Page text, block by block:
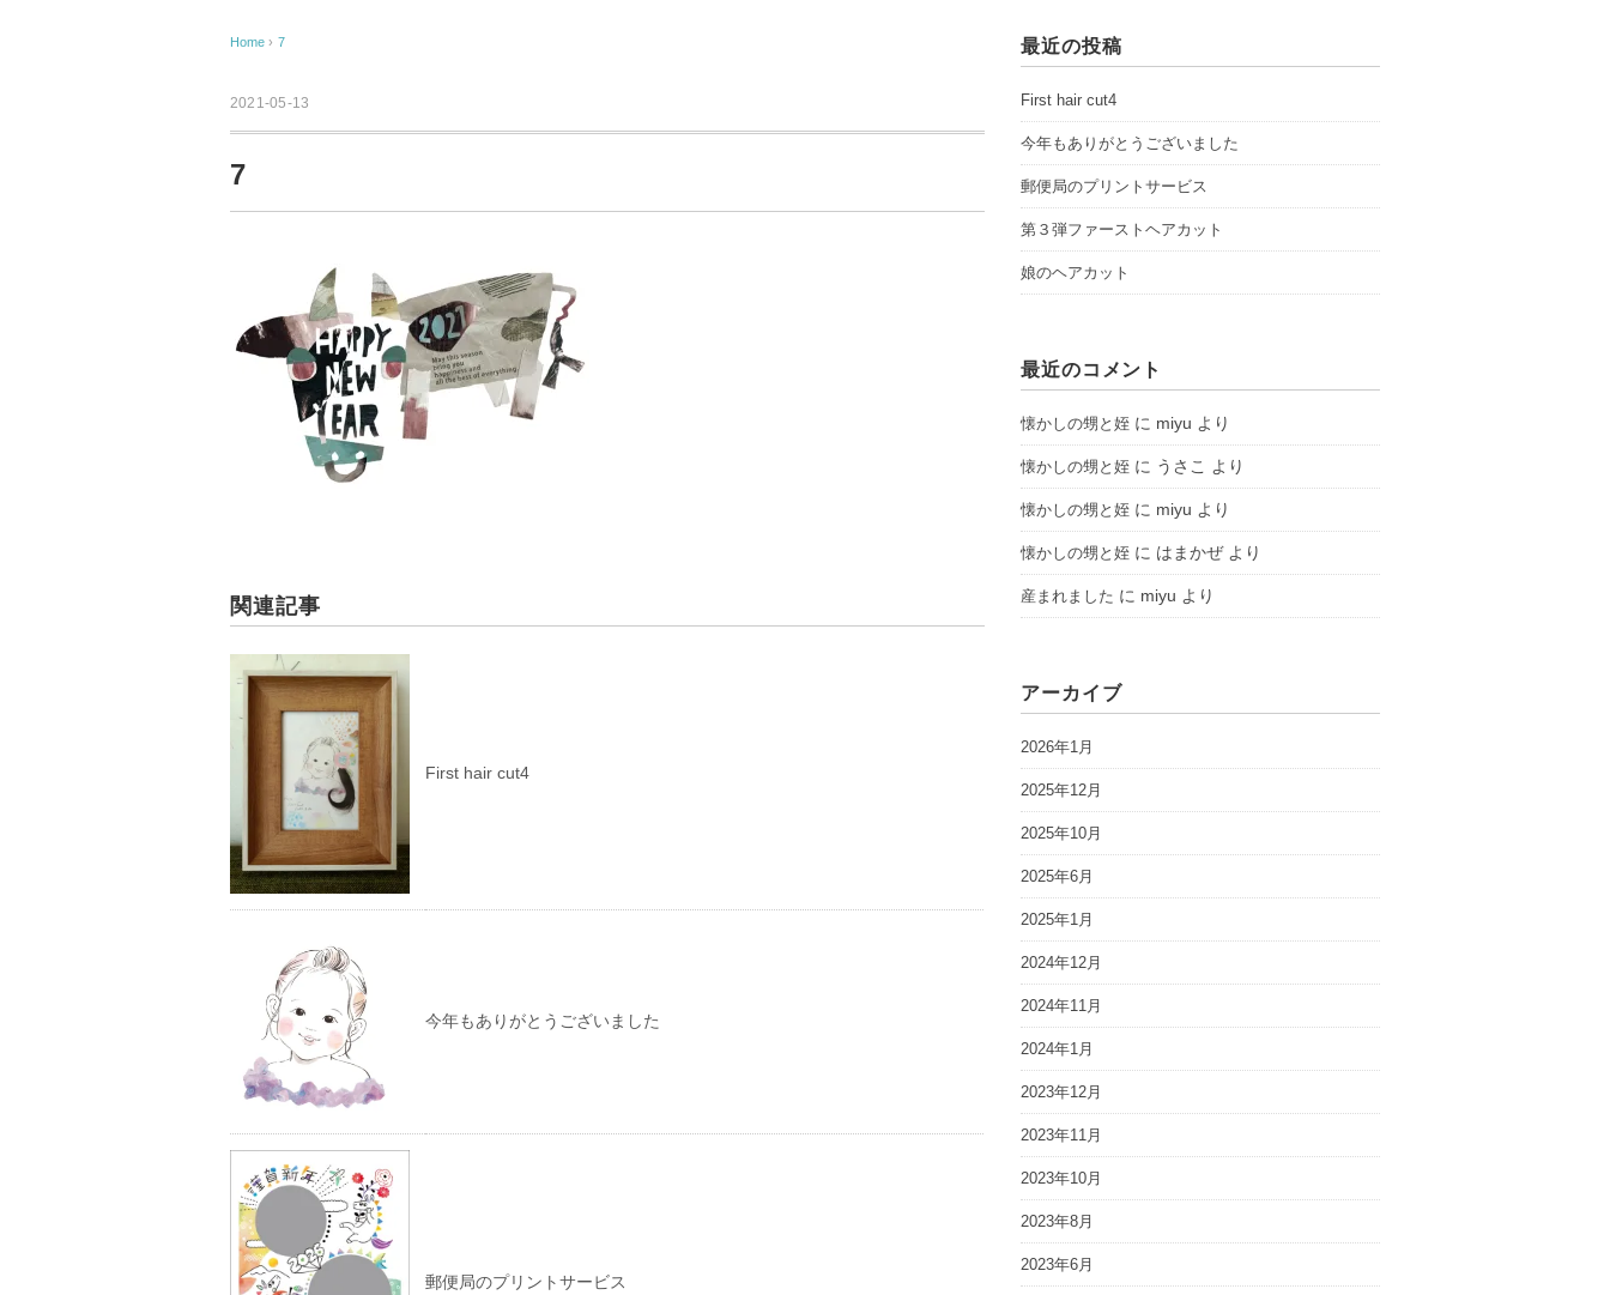
Home › 7
2021-05-13
7
関連記事
First hair cut4
今年もありがとうございました
郵便局のプリントサービス
最近の投稿
First hair cut4
今年もありがとうございました
郵便局のプリントサービス
第３弾ファーストヘアカット
娘のヘアカット
最近のコメント
懐かしの甥と姪 に miyu より
懐かしの甥と姪 に うさこ より
懐かしの甥と姪 に miyu より
懐かしの甥と姪 に はまかぜより
産まれました に miyu より
アーカイブ
2026年1月
2025年12月
2025年10月
2025年6月
2025年1月
2024年12月
2024年11月
2024年1月
2023年12月
2023年11月
2023年10月
2023年8月
2023年6月